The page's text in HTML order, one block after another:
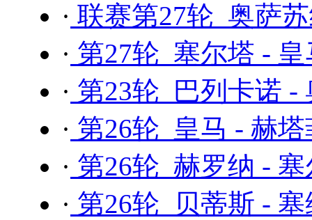
· 联赛第27轮 奥萨
· 第27轮 塞尔塔 -
· 第23轮 巴列卡诺 -
· 第26轮 皇马 - 赫
· 第26轮 赫罗纳 -
· 第26轮 贝蒂斯 -